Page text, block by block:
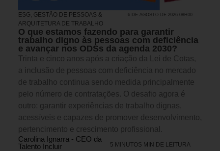
ESG, GESTÃO DE PESSOAS &
ARQUITETURA DE TRABALHO
6 DE AGOSTO DE 2026 08H00
O que estamos fazendo para garantir
trabalho digno às pessoas com deficiência
e avançar nos ODSs da agenda 2030?
Trinta e cinco anos após a criação da Lei de Cotas,
a inclusão de pessoas com deficiência no mercado
de trabalho continua sendo medida principalmente
pelo número de contratações. O desafio agora é
outro: garantir experiências de trabalho dignas,
acessíveis e capazes de promover desenvolvimento,
pertencimento e crescimento profissional.
Carolina Ignarra - CEO da
Talento Incluir
5 MINUTOS MIN DE LEITURA